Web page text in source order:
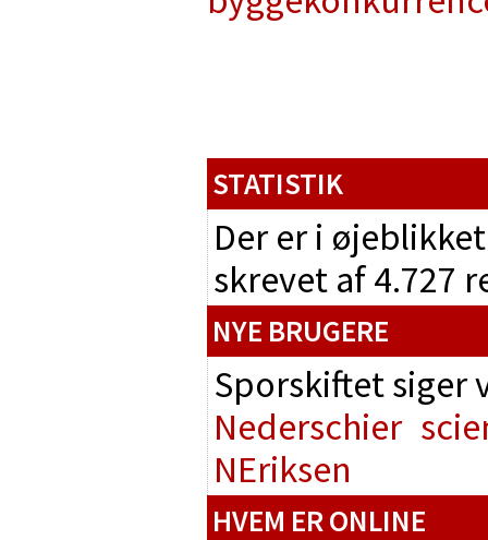
STATISTIK
Der er i
skrevet af 4.727
NYE BRUGERE
Sporskiftet
Nederschier
NEriksen
HVEM ER ONLINE